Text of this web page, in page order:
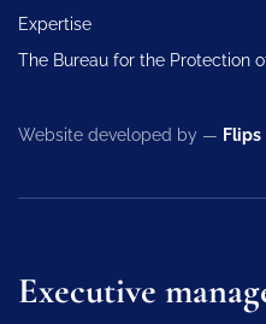
Expertise
The Bureau for the Protection
Website developed by — Flips
Executive